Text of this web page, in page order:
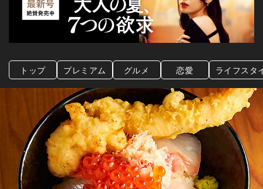
トップ プレミアム グルメ 恋愛 ライフスタ